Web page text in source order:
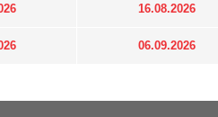
16.08.2026
06.09.2026